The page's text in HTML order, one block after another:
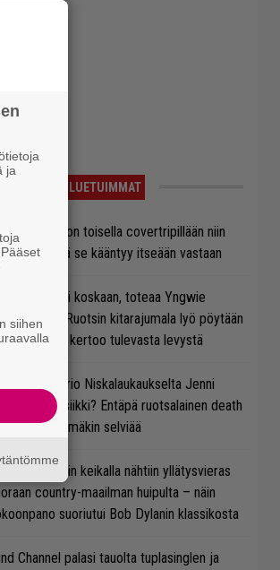
LUETUIMMAT
Saimaa on toisella covertripillään niin
että se kääntyy itseään vastaan
on nyt tai ei koskaan, toteaa Yngwie
– Ruotsin kitarajumala lyö pöytään
biisin ja kertoo tulevasta levystä
taipuu Trio Niskalaukaukselta Jenni
musiikki? Entäpä ruotsalainen death
Pian tämäkin selviää
N’ Rosesin keikalla nähtiin yllätysvieras
country-maailman huipulta – näin
suoriutui Bob Dylanin klassikosta
Channel palasi tauolta tuplasinglen ja
ja
siihen